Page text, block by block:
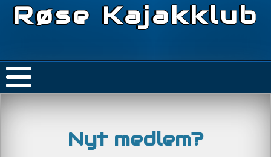
Røse Kajakklub
Nyt medlem?